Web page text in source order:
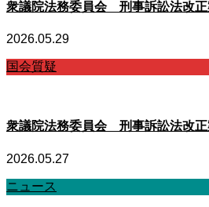
衆議院法務委員会 刑事訴訟法改
2026.05.29
国会質疑
衆議院法務委員会 刑事訴訟法改
2026.05.27
ニュース